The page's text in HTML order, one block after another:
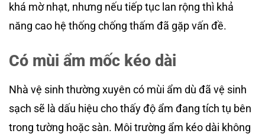
khá mờ nhạt, nhưng nếu tiếp tục lan rộng thì khả
năng cao hệ thống chống thấm đã gặp vấn đề.
Có mùi ẩm mốc kéo dài
Nhà vệ sinh thường xuyên có mùi ẩm dù đã vệ sinh
sạch sẽ là dấu hiệu cho thấy độ ẩm đang tích tụ bên
trong tường hoặc sàn. Môi trường ẩm kéo dài không